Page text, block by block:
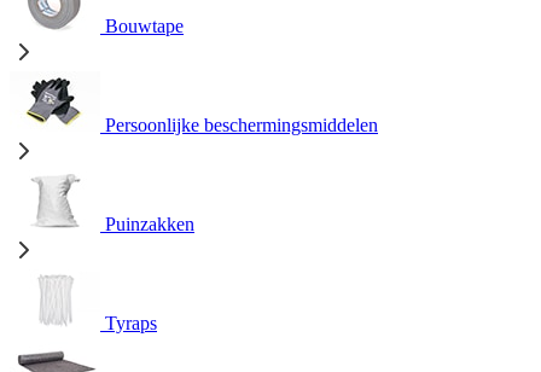
Bouwtape
Persoonlijke beschermingsmiddelen
Puinzakken
Tyraps